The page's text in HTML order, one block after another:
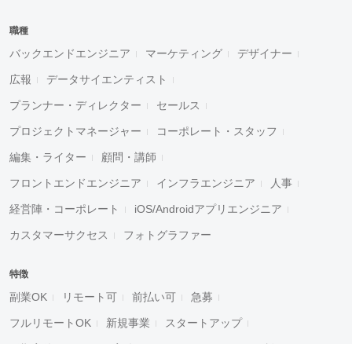
職種
バックエンドエンジニア マーケティング デザイナー
広報 データサイエンティスト
プランナー・ディレクター セールス
プロジェクトマネージャー コーポレート・スタッフ
編集・ライター 顧問・講師
フロントエンドエンジニア インフラエンジニア 人事
経営陣・コーポレート iOS/Androidアプリエンジニア
カスタマーサクセス フォトグラファー
特徴
副業OK リモート可 前払い可 急募
フルリモートOK 新規事業 スタートアップ